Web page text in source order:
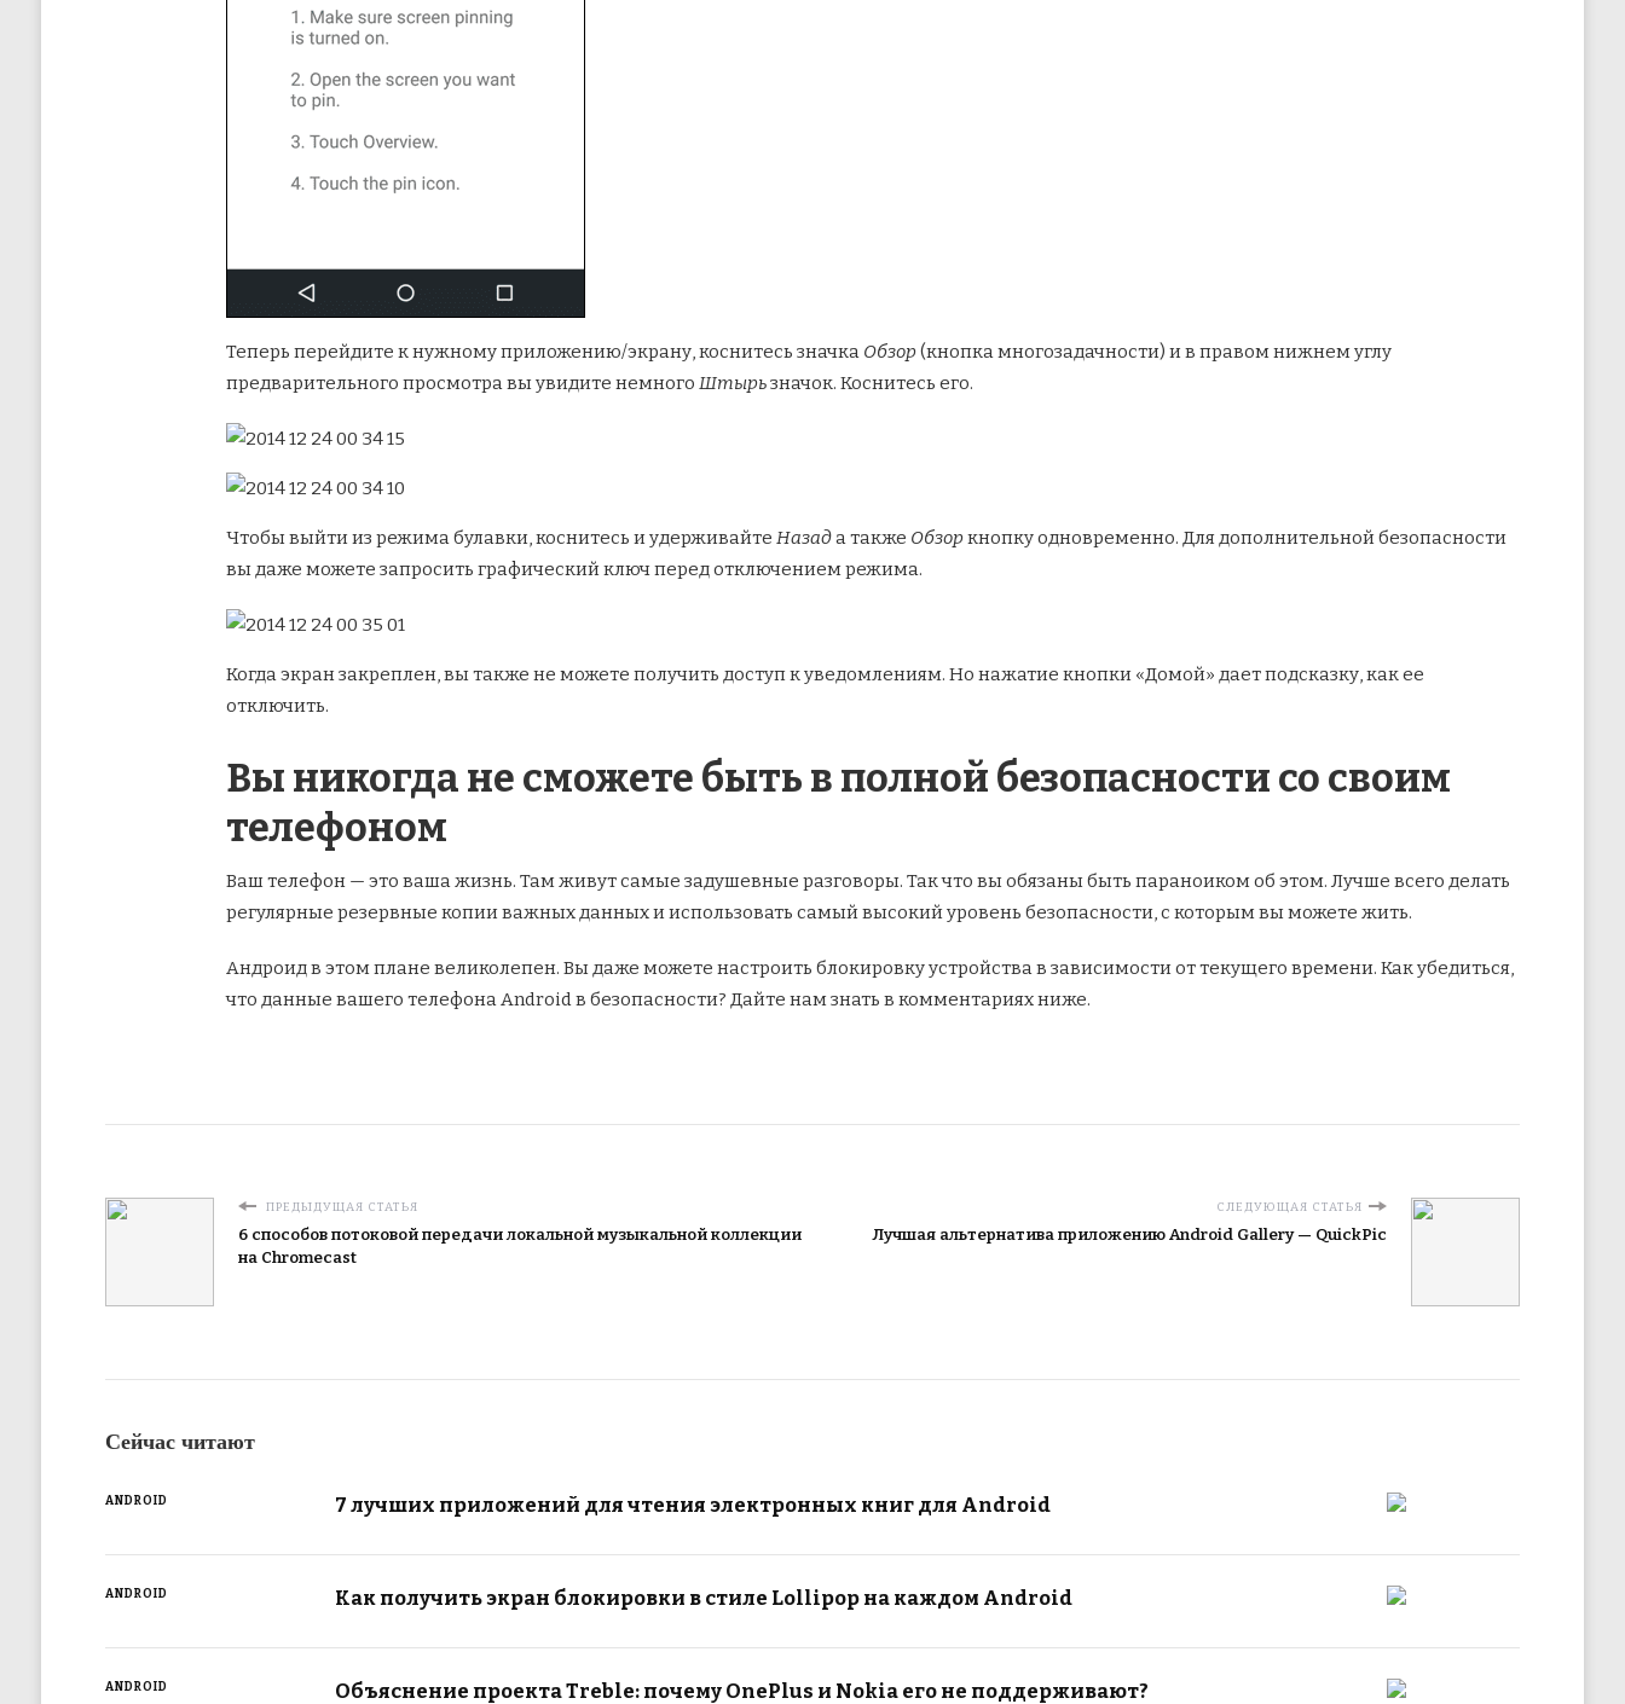
Теперь перейдите к нужному приложению/экрану, коснитесь значка Обзор(кнопка многозадачности) и в правом нижнем углу
предварительного просмотра вы увидите немного Штырьзначок. Коснитесь его.
Чтобы выйти из режима булавки, коснитесь и удерживайте Назада также Обзоркнопку одновременно. Для дополнительной безопасности
вы даже можете запросить графический ключ перед отключением режима.
Когда экран закреплен, вы также не можете получить доступ к уведомлениям. Но нажатие кнопки «Домой» дает подсказку, как ее
отключить.
Вы никогда не сможете быть в полной безопасности со своим
телефоном
Ваш телефон — это ваша жизнь. Там живут самые задушевные разговоры. Так что вы обязаны быть параноиком об этом. Лучше всего делать
регулярные резервные копии важных данных и использовать самый высокий уровень безопасности, с которым вы можете жить.
Андроид в этом плане великолепен. Вы даже можете настроить блокировку устройства в зависимости от текущего времени. Как убедиться,
что данные вашего телефона Android в безопасности? Дайте нам знать в комментариях ниже.
ПРЕДЫДУЩАЯ СТАТЬЯ
6 способов потоковой передачи локальной музыкальной коллекции
на Chromecast
СЛЕДУЮЩАЯ СТАТЬЯ
Лучшая альтернатива приложению Android Gallery — QuickPic
Сейчас читают
ANDROID 7 лучших приложений для чтения электронных книг для Android
ANDROID Как получить экран блокировки в стиле Lollipop на каждом Android
ANDROID Объяснение проекта Treble: почему OnePlus и Nokia его не поддерживают?